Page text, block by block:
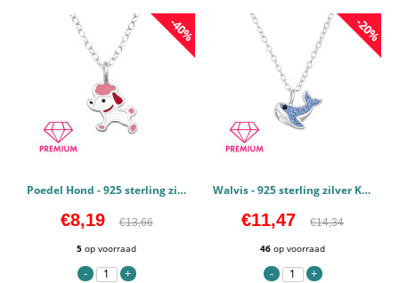
-40%
Poedel Hond - 925 sterling zilver Kettingen voor kinderen PCJW48767
€8,19 €13,66
5 op voorraad
-20%
Walvis - 925 sterling zilver Kettingen voor kinderen PCJW48763
€11,47 €14,34
46 op voorraad